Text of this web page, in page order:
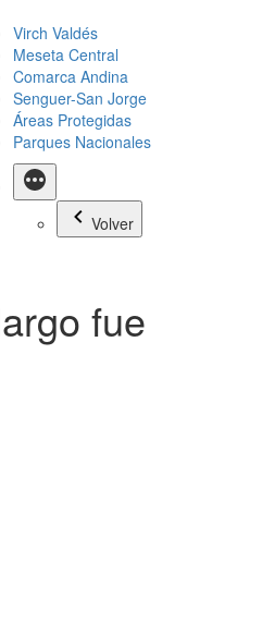
Virch Valdés
Meseta Central
Comarca Andina
Senguer-San Jorge
Áreas Protegidas
Parques Nacionales
Más
Volver
fue